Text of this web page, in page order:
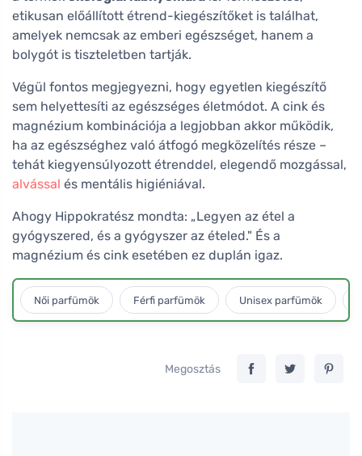
etikusan előállított étrend-kiegészítőket is találhat,
amelyek nemcsak az emberi egészséget, hanem a
bolygót is tiszteletben tartják.
Végül fontos megjegyezni, hogy egyetlen kiegészítő
sem helyettesíti az egészséges életmódot. A cink és
magnézium kombinációja a legjobban akkor működik,
ha az egészséghez való átfogó megközelítés része –
tehát kiegyensúlyozott étrenddel, elegendő mozgással,
alvással és mentális higiéniával.
Ahogy Hippokratész mondta: „Legyen az étel a
gyógyszered, és a gyógyszer az ételed." És a
magnézium és cink esetében ez duplán igaz.
Női parfümök Férfi parfümök Unisex parfümök
Megosztás